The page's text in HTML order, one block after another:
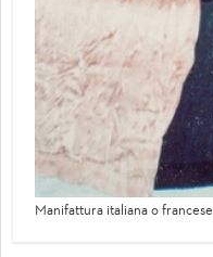
Manifattura italiana o francese